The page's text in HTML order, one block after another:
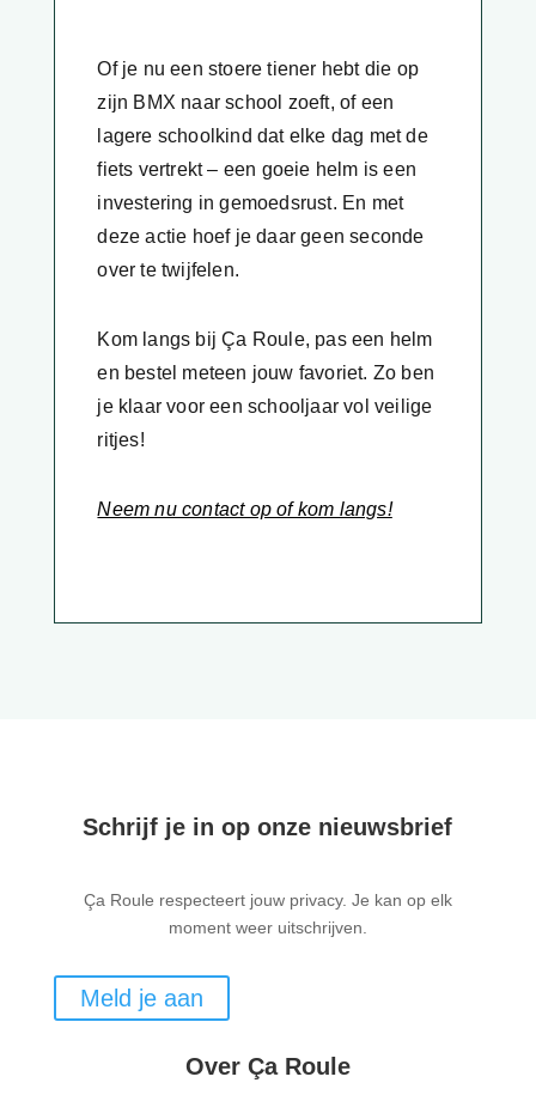
Of je nu een stoere tiener hebt die op
zijn BMX naar school zoeft, of een
lagere schoolkind dat elke dag met de
fiets vertrekt – een goeie helm is een
investering in gemoedsrust. En met
deze actie hoef je daar geen seconde
over te twijfelen.
Kom langs bij Ça Roule, pas een helm
en bestel meteen jouw favoriet. Zo ben
je klaar voor een schooljaar vol veilige
ritjes!
Neem nu contact op of kom langs!
Schrijf je in op onze nieuwsbrief
Ça Roule respecteert jouw privacy. Je kan op elk
moment weer uitschrijven.
Meld je aan
Over Ça Roule